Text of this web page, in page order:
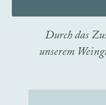
Durch das
unserem